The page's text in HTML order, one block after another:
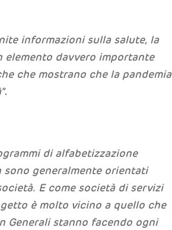
informazioni sulla salute, la
elemento davvero importante
che mostrano che la pandemia
.
di alfabetizzazione
generalmente orientati
E come società di servizi
è molto vicino a quello che
Generali stanno facendo ogni